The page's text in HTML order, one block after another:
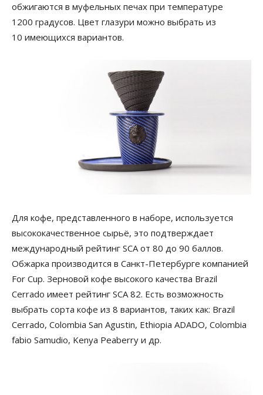
обжигаются в муфельных печах при температуре
1200 градусов. Цвет глазури можно выбрать из
10 имеющихся вариантов.
Для кофе, представленного в наборе, используется
высококачественное сырьё, это подтверждает
международный рейтинг SCA от 80 до 90 баллов.
Обжарка производится в Санкт-Петербурге компанией
For Cup. Зерновой кофе высокого качества Brazil
Cerrado имеет рейтинг SCA 82. Есть возможность
выбрать сорта кофе из 8 вариантов, таких как: Brazil
Сerrado, Colombia San Agustin, Ethiopia ADADO, Сolombia
fabio Samudio, Kenya Peaberry и др.